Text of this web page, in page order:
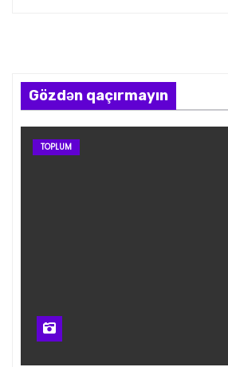
Gözdən qaçırmayın
TOPLUM